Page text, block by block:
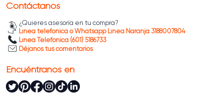
Contáctanos
¿Quieres asesoría en tu compra?
Línea telefónica o Whatsapp Línea Naranja 3188007804
Línea Telefónica (601) 5186733
Déjanos tus comentarios
Encuéntranos en